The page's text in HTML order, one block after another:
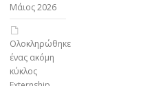
Μάιος 2026
Ολοκληρώθηκε
ένας ακόμη
κύκλος